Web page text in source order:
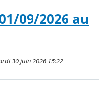
09/2026 au
30 juin 2026 15:22